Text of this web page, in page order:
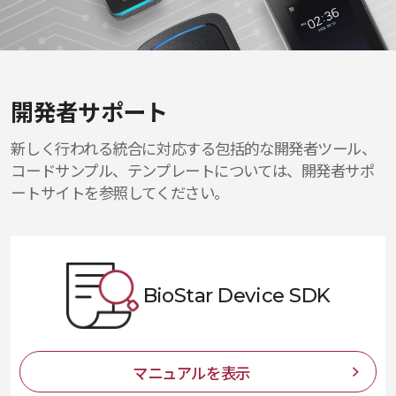
開発者サポート
新しく行われる統合に対応する包括的な開発者ツール、
コードサンプル、テンプレートについては、開発者サポ
ートサイトを参照してください。
BioStar Device SDK
マニュアルを表示